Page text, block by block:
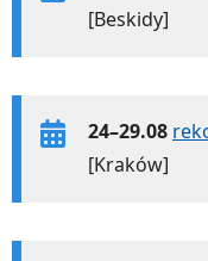
[Beskidy]
24–29.08
[Kraków]